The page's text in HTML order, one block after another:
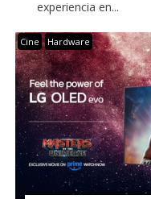
experiencia en...
Cine Hardware